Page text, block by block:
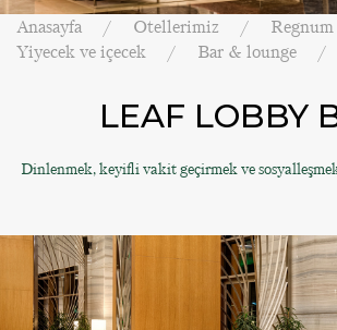
Anasayfa Otellerimiz
Yiyecek ve içecek
Bar & lounge
LEAF LOBBY
Dinlenmek, keyifli vakit geçirmek ve